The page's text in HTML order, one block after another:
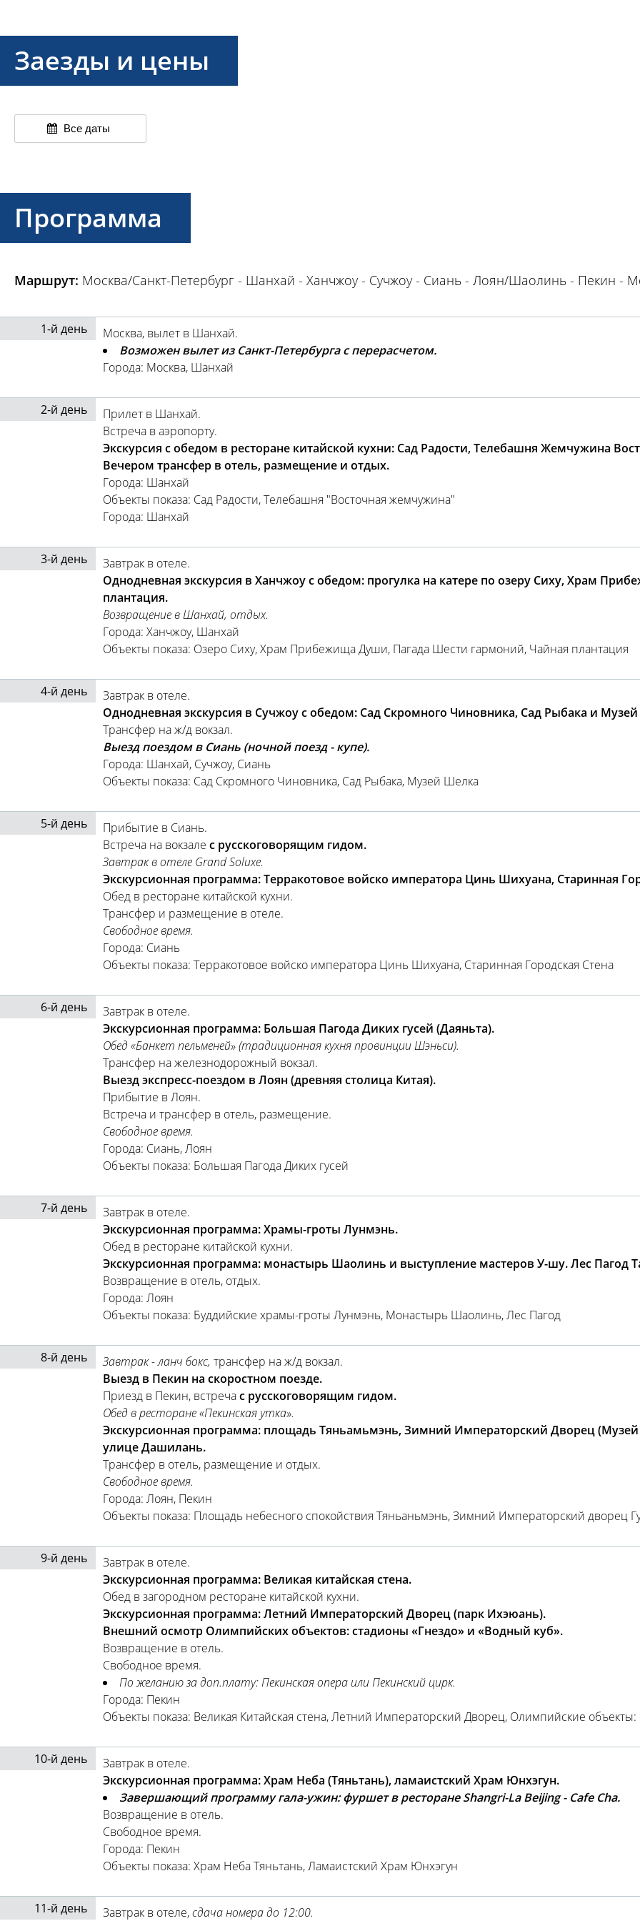
Заезды и цены
Все даты
Программа
Маршрут: Москва/Санкт-Петербург - Шанхай - Ханчжоу - Сучжоу - Сиань - Лоян/Шаолинь - Пекин -
1-й день
Москва, вылет в Шанхай.
Возможен вылет из Санкт-Петербурга с перерасчетом.
Города: Москва, Шанхай
2-й день
Прилет в Шанхай.
Встреча в аэропорту.
Экскурсия с обедом в ресторане китайской кухни: Сад Радости, Телебашня Жемчужина
Вечером трансфер в отель, размещение и отдых.
Города: Шанхай
Объекты показа: Сад Радости, Телебашня "Восточная жемчужина"
Города: Шанхай
3-й день
Завтрак в отеле.
Однодневная экскурсия в Ханчжоу с обедом: прогулка на катере по озеру Сиху, Храм
плантация.
Возвращение в Шанхай, отдых.
Города: Ханчжоу, Шанхай
Объекты показа: Озеро Сиху, Храм Прибежища Души, Пагада Шести гармоний, Чайная плантация
4-й день
Завтрак в отеле.
Однодневная экскурсия в Сучжоу с обедом: Сад Скромного Чиновника, Сад Рыбака и
Трансфер на ж/д вокзал.
Выезд поездом в Сиань (ночной поезд - купе).
Города: Шанхай, Сучжоу, Сиань
Объекты показа: Сад Скромного Чиновника, Сад Рыбака, Музей Шелка
5-й день
Прибытие в Сиань.
Встреча на вокзале с русскоговорящим гидом.
Завтрак в отеле Grand Soluxe.
Экскурсионная программа: Терракотовое войско императора Цинь Шихуана, Старинная
Обед в ресторане китайской кухни.
Трансфер и размещение в отеле.
Свободное время.
Города: Сиань
Объекты показа: Терракотовое войско императора Цинь Шихуана, Старинная Городская Стена
6-й день
Завтрак в отеле.
Экскурсионная программа: Большая Пагода Диких гусей (Даяньта).
Обед «Банкет пельменей» (традиционная кухня провинции Шэньси).
Трансфер на железнодорожный вокзал.
Выезд экспресс-поездом в Лоян (древняя столица Китая).
Прибытие в Лоян.
Встреча и трансфер в отель, размещение.
Свободное время.
Города: Сиань, Лоян
Объекты показа: Большая Пагода Диких гусей
7-й день
Завтрак в отеле.
Экскурсионная программа: Храмы-гроты Лунмэнь.
Обед в ресторане китайской кухни.
Экскурсионная программа: монастырь Шаолинь и выступление мастеров У-шу. Лес Пагод
Возвращение в отель, отдых.
Города: Лоян
Объекты показа: Буддийские храмы-гроты Лунмэнь, Монастырь Шаолинь, Лес Пагод
8-й день Завтрак - ланч бокс, трансфер на ж/д вокзал.
Выезд в Пекин на скоростном поезде.
Приезд в Пекин, встречас русскоговорящим гидом.
Обед в ресторане «Пекинская утка».
Экскурсионная программа: площадь Тяньамьмэнь, Зимний Императорский Дворец (Музей
улице Дашилань.
Трансфер в отель, размещение и отдых.
Свободное время.
Города: Лоян, Пекин
Объекты показа: Площадь небесного спокойствия Тяньаньмэнь, Зимний Императорский дворец
9-й день
Завтрак в отеле.
Экскурсионная программа: Великая китайская стена.
Обед в загородном ресторане китайской кухни.
Экскурсионная программа: Летний Императорский Дворец (парк Ихэюань).
Внешний осмотр Олимпийских объектов: стадионы «Гнездо» и «Водный куб».
Возвращение в отель.
Свободное время.
По желанию за доп.плату: Пекинская опера или Пекинский цирк.
Города: Пекин
Объекты показа: Великая Китайская стена, Летний Императорский Дворец, Олимпийские
10-й день
Завтрак в отеле.
Экскурсионная программа: Храм Неба (Тяньтань), ламаистский Храм Юнхэгун.
Завершающий программу гала-ужин: фуршет в ресторане Shangri-La Beijing - Cafe Cha.
Возвращение в отель.
Свободное время.
Города: Пекин
Объекты показа: Храм Неба Тяньтань, Ламаистский Храм Юнхэгун
11-й день Завтрак в отеле,сдача номера до 12:00.